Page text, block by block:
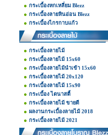
กระเบื้องหกเหลี่ยม Blezz
กระเบื้องลายหินอ่อน Blezz
กระเบื้องไกรกาบแก้ว
กระเบื้องลายไม้
กระเบื้องลายไม้ 15x60
กระเบื้องลายไม้นำเข้า 15x60
กระเบื้องลายไม้ 20x120
กระเบื้องลายไม้ 15x90
กระเบื้อง ไดนาสตี้
กระเบื้องลายไม้ ขายดี
ผลงานกระเบื้องลายไม้ 2018
กระเบื้องลายไม้ 2021